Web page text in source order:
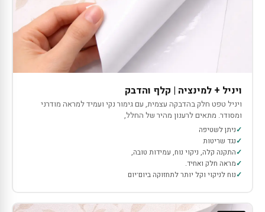
ויניל + למינציה | קלף והדבק
ויניל טפט חלק בהדבקה עצמית, עם גימור נקי ועמיד למראה מודרני
ומסודר. מתאים לרענון מהיר של החלל,
ניתן לשטיפה
נגד שריטות
התקנה קלה, ניקוי נוח, עמידות טובה,
מראה חלק ואחיד.
נוח לניקוי וקל יותר לתחזוקה ביום־יום